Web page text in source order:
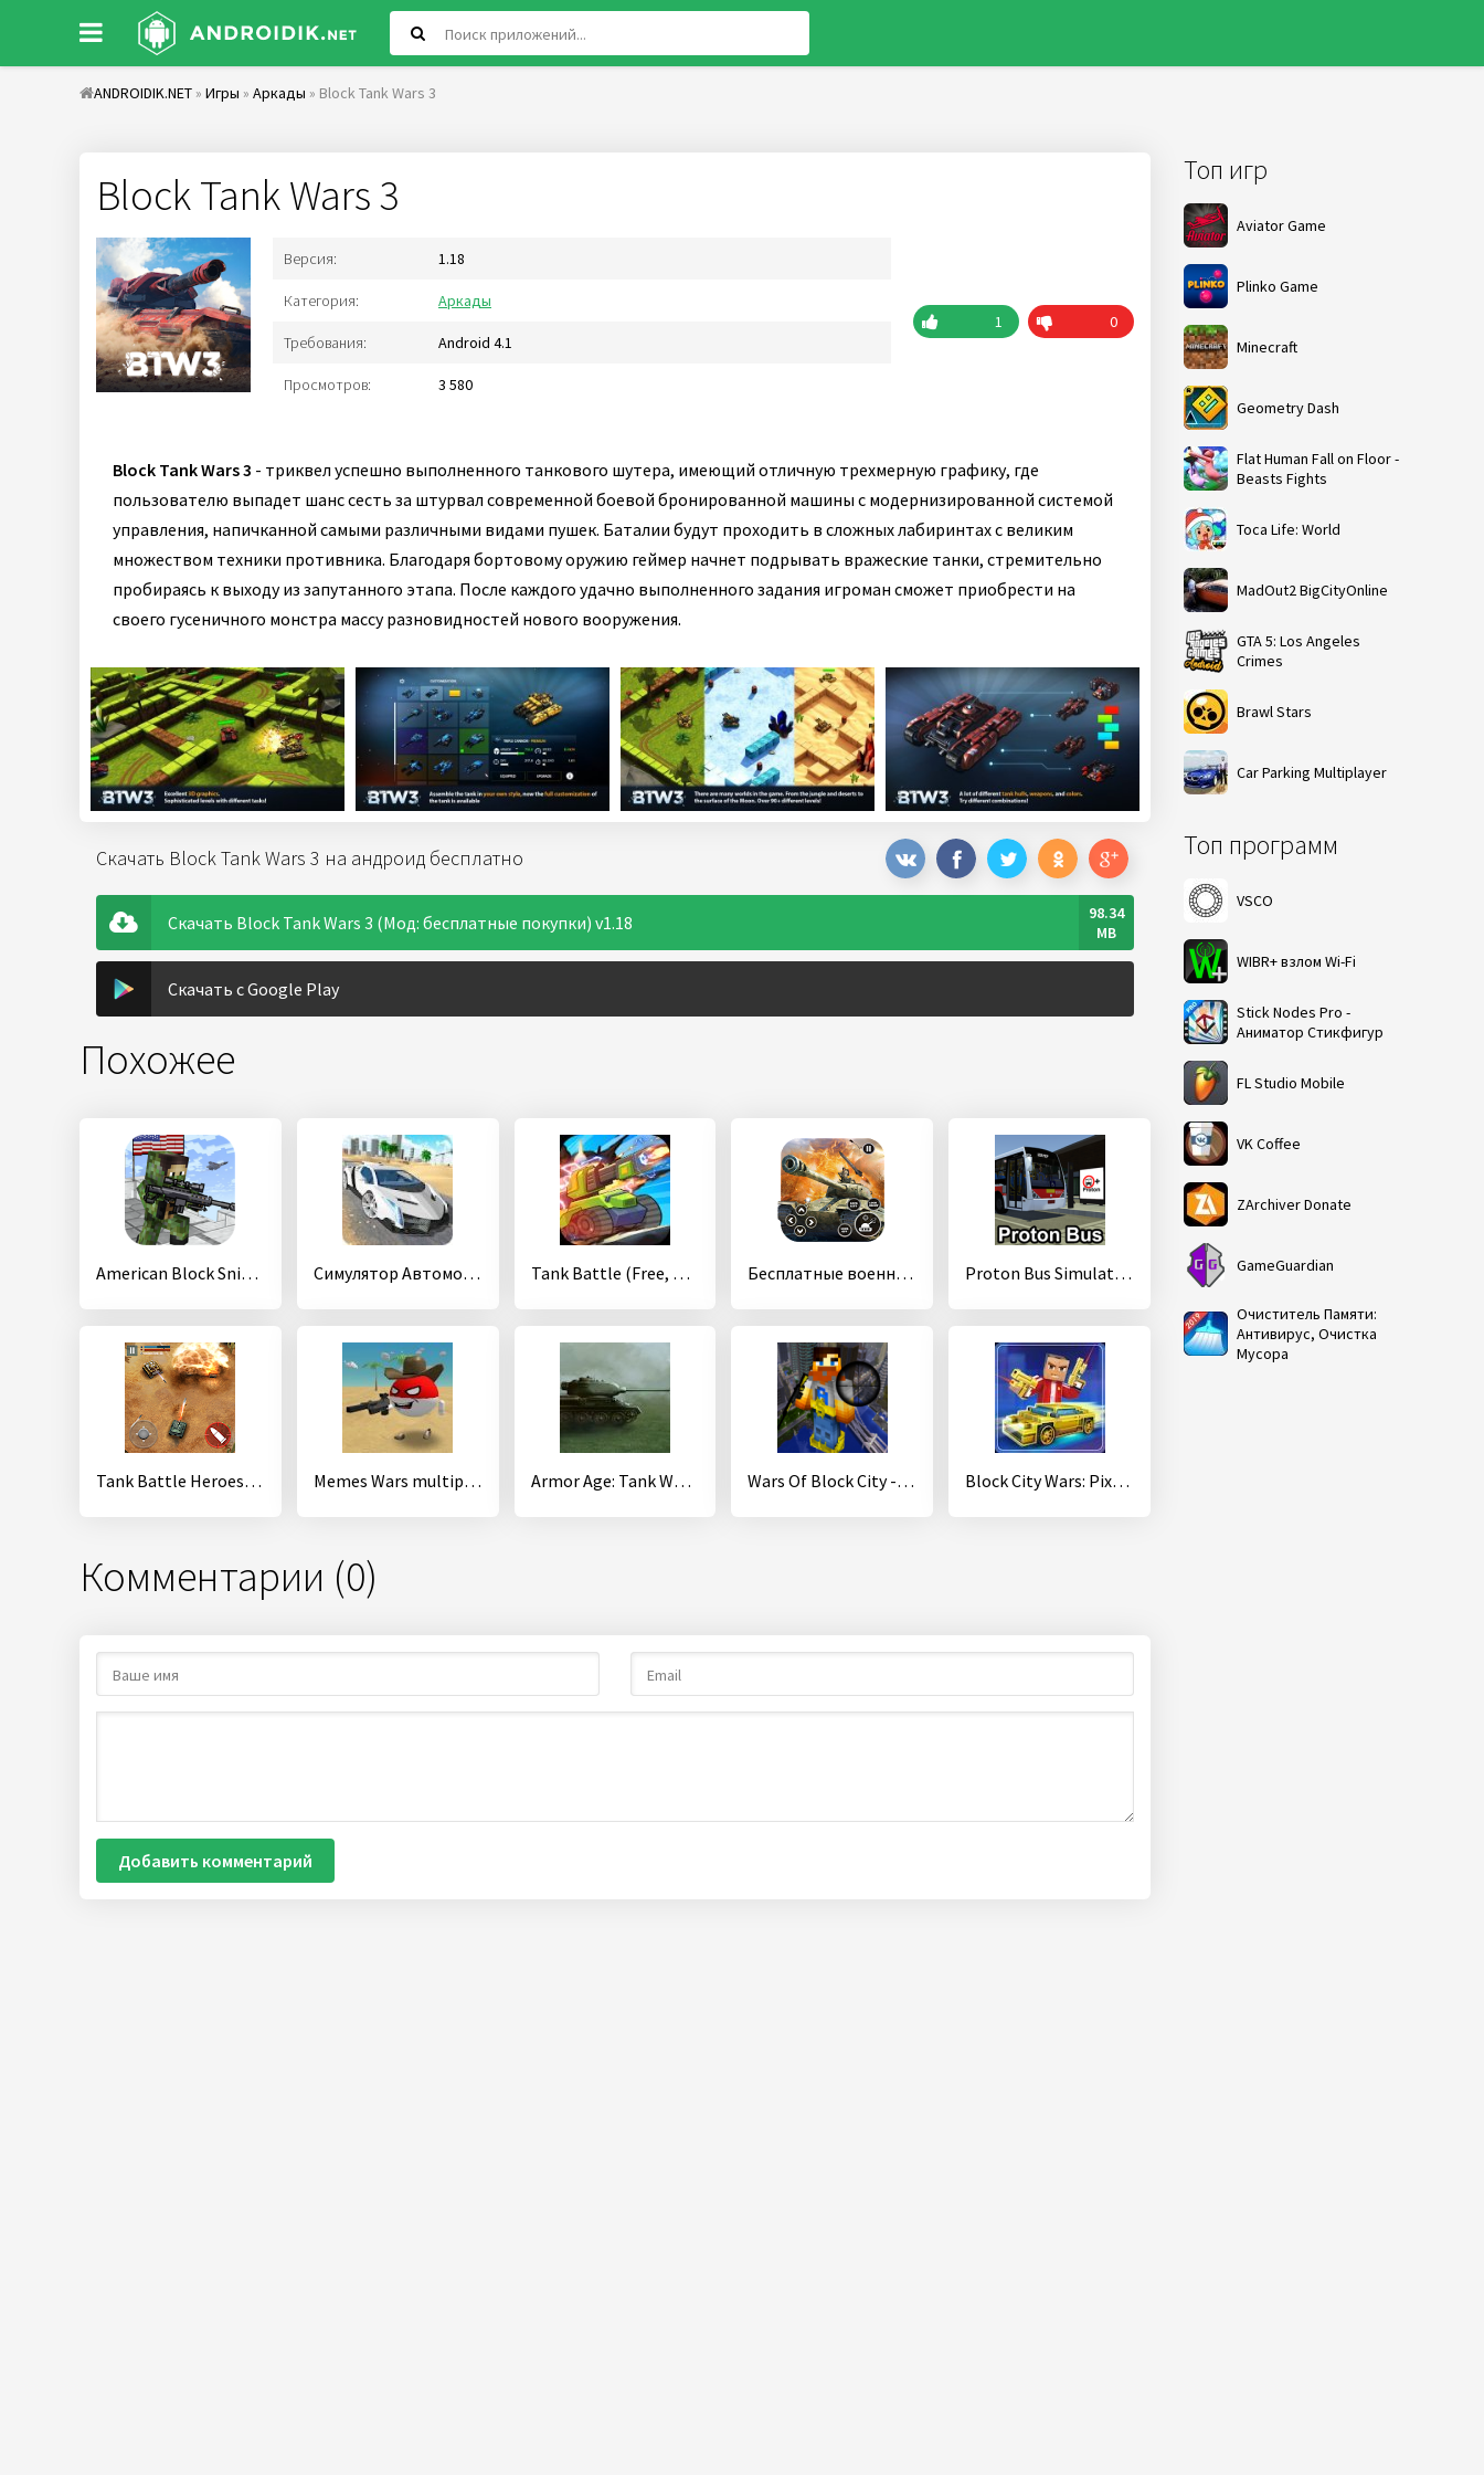
ANDROIDIK.NET » Игры » Аркады » Block Tank Wars 3
Топ игр
Aviator Game
Plinko Game
Minecraft
Geometry Dash
Flat Human Fall on Floor -
Beasts Fights
Toca Life: World
MadOut2 BigCityOnline
GTA 5: Los Angeles
Crimes
Brawl Stars
Car Parking Multiplayer
Топ программ
VSCO
WIBR+ взлом Wi-Fi
Stick Nodes Pro -
Аниматор Стикфигур
FL Studio Mobile
VK Coffee
ZArchiver Donate
GameGuardian
Очиститель Памяти:
Антивирус, Очистка
Мусора
Block Tank Wars 3
Версия: 1.18
Категория: Аркады
Требования: Android 4.1
Просмотров: 3 580
1 0
Block Tank Wars 3 - триквел успешно выполненного танкового шутера, имеющий отличную трехмерную графику, где
пользователю выпадет шанс сесть за штурвал современной боевой бронированной машины с модернизированной системой
управления, напичканной самыми различными видами пушек. Баталии будут проходить в сложных лабиринтах с великим
множеством техники противника. Благодаря бортовому оружию геймер начнет подрывать вражеские танки, стремительно
пробираясь к выходу из запутанного этапа. После каждого удачно выполненного задания игроман сможет приобрести на
своего гусеничного монстра массу разновидностей нового вооружения.
Скачать Block Tank Wars 3 на андроид бесплатно
Скачать Block Tank Wars 3 (Мод: бесплатные покупки) v1.18
98.34
MB
Скачать с Google Play
Похожее
American Block Sniper Survival Симулятор Автомобиля Veneno Tank Battle (Free, no ads) Бесплатные военные игры танк: боевые машины боевые Proton Bus Simulator 2017 (32-bit)
Tank Battle Heroes: Modern World of Shooting, WW2 Memes Wars multiplayer sandbox Armor Age: Tank Wars — WW2 Platoon Battle Tactics Wars Of Block City - Mine Game Block City Wars: Pixel Shooter with Battle Royale
Комментарии (0)
Добавить комментарий